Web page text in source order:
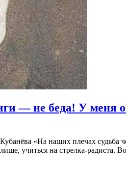
— не беда! У меня
«На наших плечах
учиться на стрелка-